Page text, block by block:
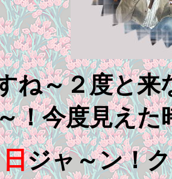
ね～２度と
！今度見えた
ジャ～ン！